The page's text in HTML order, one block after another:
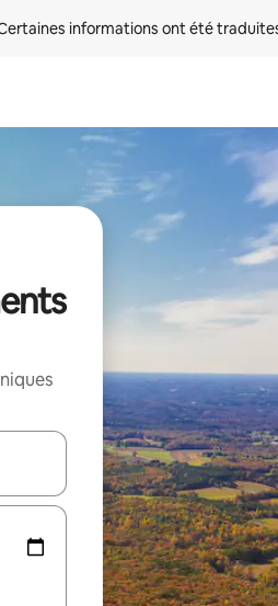
informations ont été
vers le haut et vers le bas